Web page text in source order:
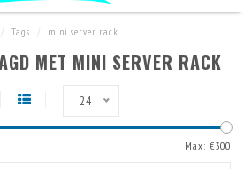
Tags mini server rack
MET MINI SERVER RACK
24
Max: €300